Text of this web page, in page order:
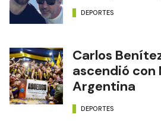
DEPORTES
Carlos
ascendió con
Argentina
DEPORTES